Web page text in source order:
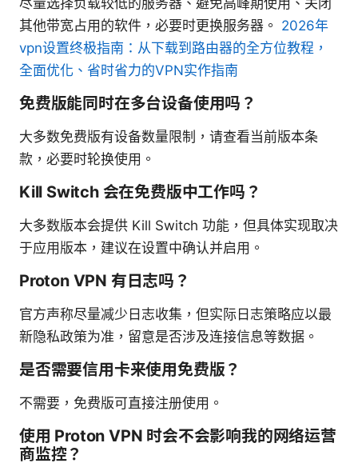
尽量选择负载较低的服务器、避免高峰期使用、关闭
其他带宽占用的软件，必要时更换服务器。 2026年
vpn设置终极指南：从下载到路由器的全方位教程，
全面优化、省时省力的VPN实作指南
免费版能同时在多台设备使用吗？
大多数免费版有设备数量限制，请查看当前版本条
款，必要时轮换使用。
Kill Switch 会在免费版中工作吗？
大多数版本会提供 Kill Switch 功能，但具体实现取决
于应用版本，建议在设置中确认并启用。
Proton VPN 有日志吗？
官方声称尽量减少日志收集，但实际日志策略应以最
新隐私政策为准，留意是否涉及连接信息等数据。
是否需要信用卡来使用免费版？
不需要，免费版可直接注册使用。
使用 Proton VPN 时会不会影响我的网络运营
商监控？